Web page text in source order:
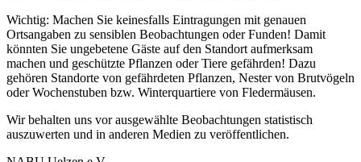
Wichtig: Machen Sie keinesfalls Eintragungen mit genauen
Ortsangaben zu sensiblen Beobachtungen oder Funden! Damit
könnten Sie ungebetene Gäste auf den Standort aufmerksam
machen und geschützte Pflanzen oder Tiere gefährden! Dazu
gehören Standorte von gefährdeten Pflanzen, Nester von Brutvögeln
oder Wochenstuben bzw. Winterquartiere von Fledermäusen.
Wir behalten uns vor ausgewählte Beobachtungen statistisch
auszuwerten und in anderen Medien zu veröffentlichen.